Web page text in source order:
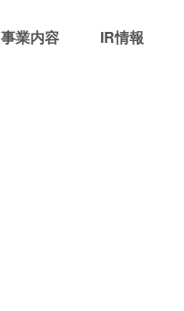
事業内容 IR情報